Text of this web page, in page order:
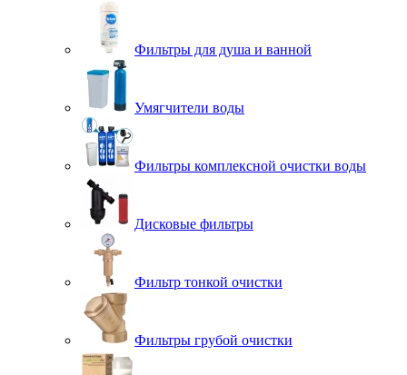
Фильтры для душа и ванной
Умягчители воды
Фильтры комплексной очистки воды
Дисковые фильтры
Фильтр тонкой очистки
Фильтры грубой очистки